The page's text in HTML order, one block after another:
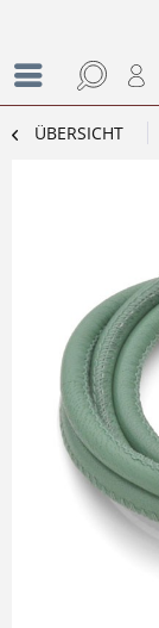
ÜBERSICHT